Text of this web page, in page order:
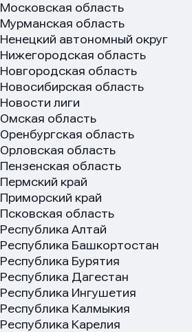
Московская область
Мурманская область
Ненецкий автономный округ
Нижегородская область
Новгородская область
Новосибирская область
Новости лиги
Омская область
Оренбургская область
Орловская область
Пензенская область
Пермский край
Приморский край
Псковская область
Республика Алтай
Республика Башкортостан
Республика Бурятия
Республика Дагестан
Республика Ингушетия
Республика Калмыкия
Республика Карелия